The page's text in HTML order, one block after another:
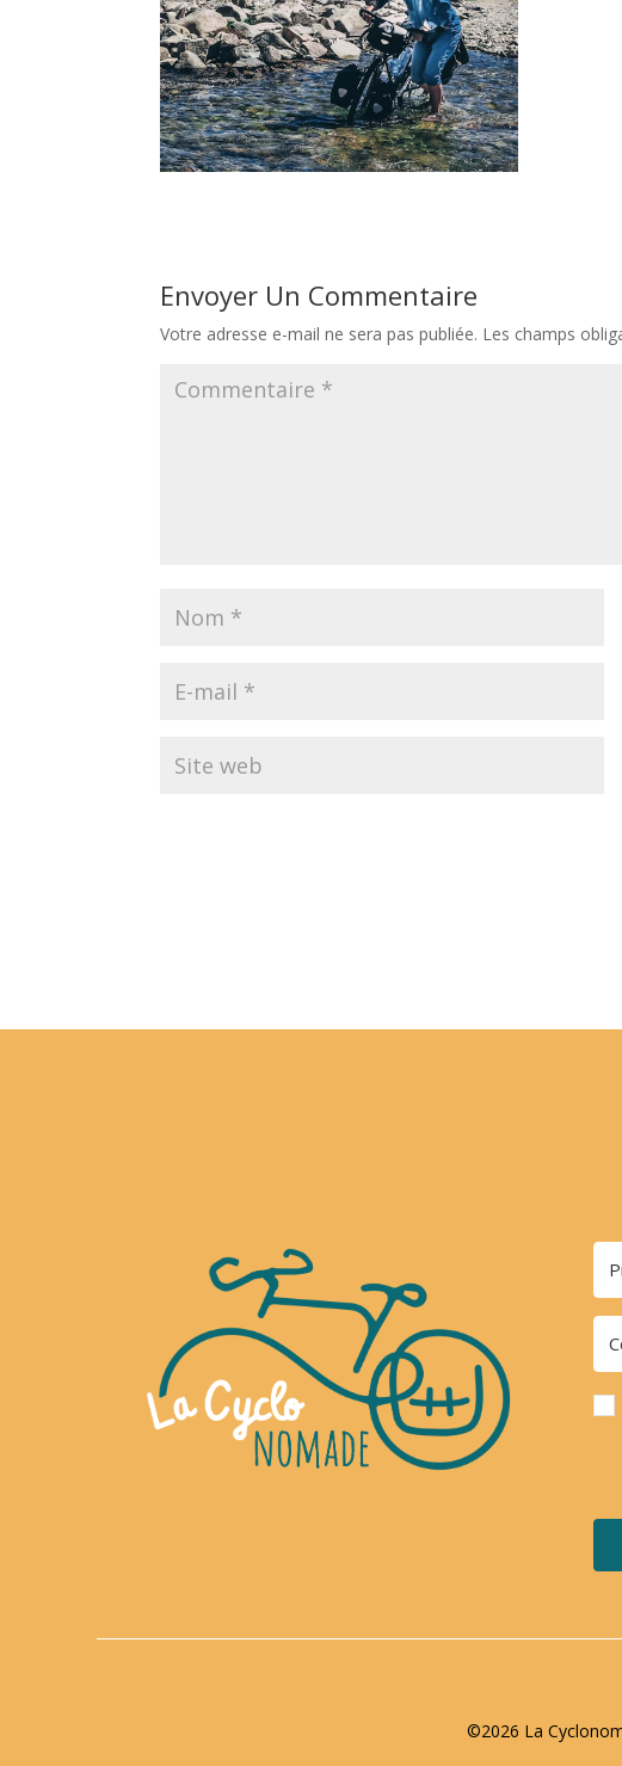
Envoyer Un Commentaire
Votre adresse e-mail ne sera pas publiée. Les champs
©2026 La